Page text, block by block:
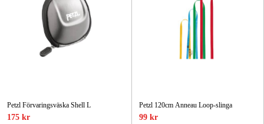
Petzl Förvaringsväska Shell L
175 kr
Petzl 120cm Anneau Loop-slinga
99 kr